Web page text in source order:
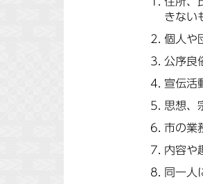
きない
個人や
公序良
宣伝活
思想、
市の業
内容や
同一人